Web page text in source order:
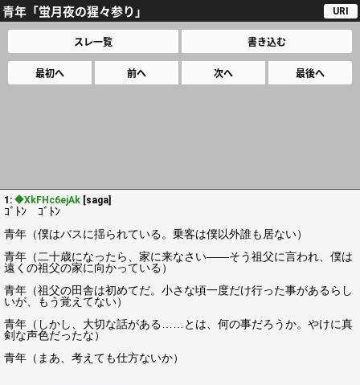
青年「蛍月夜の猩々参り」 URI
スレ一覧 書き込む
最初へ 前へ 次へ 最後へ
1: ◆XkFHc6ejAk [saga]
ｺﾞﾄﾝ ｺﾞﾄﾝ
青年（僕はバスに揺られている。乗客は僕以外誰も居ない）
青年（二十歳になったら、家に来なさい――そう祖父に言われ、僕は
遠くの祖父の家に向かっている）
青年（祖父の田舎は初めてだ。小さな頃一度だけ行った事があるらし
いが、もう覚えてない）
青年（しかし、大切な話がある……とは、何の事だろうか。やけに真
剣な声色だったな）
青年（まあ、考えても仕方ないか）